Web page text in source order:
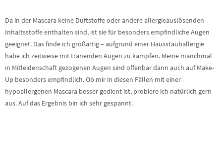
Da in der Mascara keine Duftstoffe oder andere allergieauslösenden
Inhaltsstoffe enthalten sind, ist sie für besonders empfindliche Augen
geeignet. Das finde ich großartig – aufgrund einer Hausstauballergie
habe ich zeitweise mit tränenden Augen zu kämpfen. Meine manchmal
in Mitleidenschaft gezogenen Augen sind offenbar dann auch auf Make-
Up besonders empfindlich. Ob mir in diesen Fällen mit einer
hypoallergenen Mascara besser gedient ist, probiere ich natürlich gern
aus. Auf das Ergebnis bin ich sehr gespannt.